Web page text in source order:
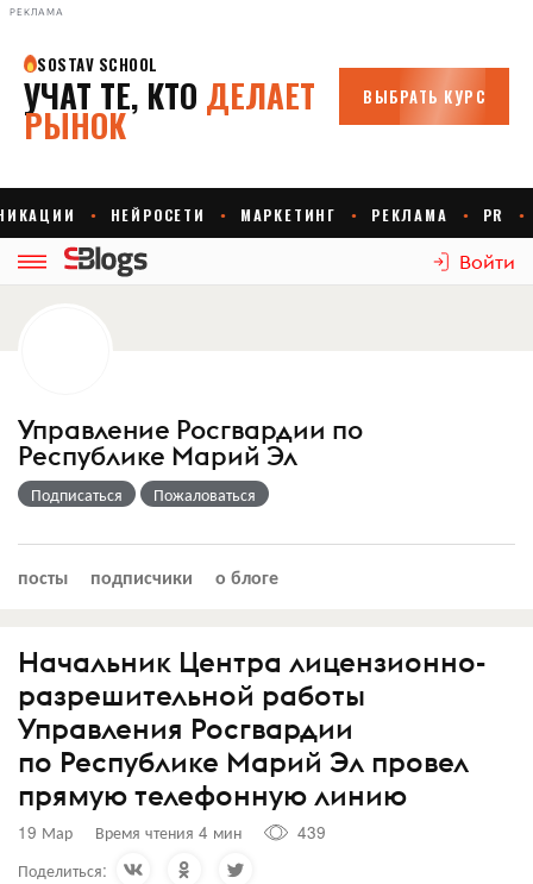
РЕКЛАМА
Войти
Управление Росгвардии по
Республике Марий Эл
Подписаться Пожаловаться
посты подписчики о блоге
Начальник Центра лицензионно-
разрешительной работы
Управления Росгвардии
по Республике Марий Эл провел
прямую телефонную линию
19 Мар Время чтения 4 мин
439
Поделиться: